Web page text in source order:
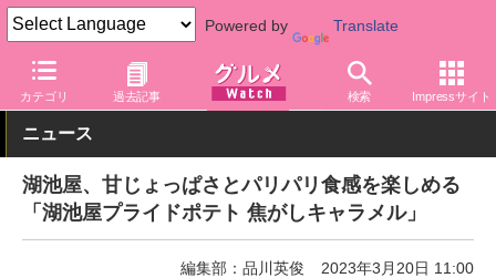
Powered by Translate
カテゴリ 過去記事 検索 Impressサイト
グルメ Watch メーカー 菓子 湖池屋
ニュース
湖池屋、甘じょっぱさとパリパリ食感を楽しめる
「湖池屋プライドポテト 焦がしキャラメル」
編集部：品川英俊 2023年3月20日 11:00